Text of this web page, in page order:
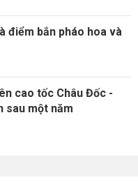
điểm bắn pháo hoa và
cao tốc Châu Đốc -
sau một năm